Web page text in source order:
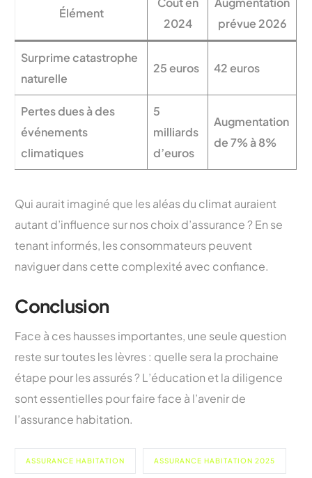
Élément
2024
prévue 2026
Surprime catastrophe
naturelle
25 euros 42 euros
Pertes dues à des
événements
climatiques
5
milliards
d’euros
Augmentation
de 7% à 8%
Qui aurait imaginé que les aléas du climat auraient
autant d’influence sur nos choix d’assurance ? En se
tenant informés, les consommateurs peuvent
naviguer dans cette complexité avec confiance.
Conclusion
Face à ces hausses importantes, une seule question
reste sur toutes les lèvres : quelle sera la prochaine
étape pour les assurés ? L’éducation et la diligence
sont essentielles pour faire face à l’avenir de
l’assurance habitation.
ASSURANCE HABITATION ASSURANCE HABITATION 2025